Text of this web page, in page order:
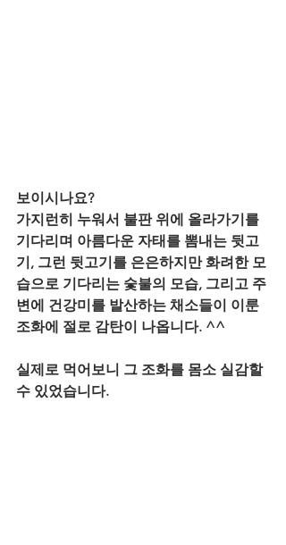
보이시나요?
가지런히 누워서 불판 위에 올라가기를
기다리며 아름다운 자태를 뽐내는 뒷고
기, 그런 뒷고기를 은은하지만 화려한 모
습으로 기다리는 숯불의 모습, 그리고 주
변에 건강미를 발산하는 채소들이 이룬
조화에 절로 감탄이 나옵니다. ^^
실제로 먹어보니 그 조화를 몸소 실감할
수 있었습니다.